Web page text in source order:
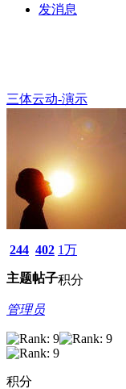
发消息
三体云动-演示
244
主题
402
帖子
1万
积分
管理员
积分